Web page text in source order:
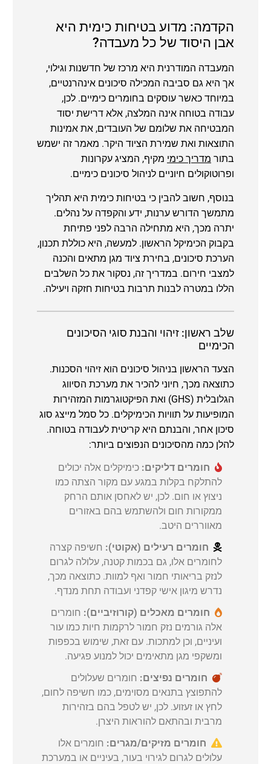
הקדמה: מדוע בטיחות כימית היא
אבן היסוד של כל מעבדה?
המעבדה המודרנית היא מרכז של חדשנות וגילוי,
אך היא גם סביבה המכילה סיכונים אינהרנטיים,
במיוחד כאשר עוסקים בחומרים כימיים. לכן,
עבודה בטוחה אינה המלצה, אלא דרישת יסוד
המבטיחה את שלומם של העובדים, את אמינות
התוצאות ואת שמירת הציוד היקר. מאמר זה ישמש
בתור מדריך כימי מקיף, המציג עקרונות
ופרוטוקולים חיוניים לניהול סיכונים כימיים.
בנוסף, חשוב להבין כי בטיחות כימית היא תהליך
מתמשך הדורש ערנות, ידע והקפדה על נהלים.
יתרה מכך, היא מתחילה הרבה לפני פתיחת
בקבוק הכימיקל הראשון. למעשה, היא כוללת תכנון,
הערכת סיכונים, בחירת ציוד מגן מתאים והכנה
למצבי חירום. במדריך זה, נסקור את כל השלבים
הללו במטרה לבנות תרבות בטיחות חזקה ויעילה.
שלב ראשון: זיהוי והבנת סוגי הסיכונים
הכימיים
הצעד הראשון בניהול סיכונים הוא זיהוי הסכנות.
כתוצאה מכך, חיוני להכיר את מערכת הסיווג
הגלובלית (GHS) ואת הפיקטוגרמות המזהירות
המופיעות על תוויות הכימיקלים. כל סמל מייצג סוג
סיכון אחר, והבנתם היא קריטית לעבודה בטוחה.
להלן כמה מהסיכונים הנפוצים ביותר:
חומרים דליקים: כימיקלים אלה יכולים
להתלקח בקלות במגע עם מקור הצתה כמו
ניצוץ או חום. לכן, יש לאחסן אותם הרחק
ממקורות חום ולהשתמש בהם באזורים
מאווררים היטב.
חומרים רעילים (אקוטי): חשיפה קצרה
לחומרים אלו, גם בכמות קטנה, עלולה לגרום
לנזק בריאותי חמור ואף למוות. כתוצאה מכך,
נדרש מיגון אישי קפדני ועבודה תחת מנדף.
חומרים מאכלים (קורוזיביים): חומרים
אלה גורמים נזק חמור לרקמות חיות כמו עור
ועיניים, וכן למתכות. עם זאת, שימוש בכפפות
ומשקפי מגן מתאימים יכול למנוע פגיעה.
חומרים נפיצים: חומרים שעלולים
להתפוצץ בתנאים מסוימים, כמו חשיפה לחום,
לחץ או זעזוע. לכן, יש לטפל בהם בזהירות
מרבית ובהתאם להוראות היצרן.
חומרים מזיקים/מגרים: חומרים אלו
עלולים לגרום לגירוי בעור, בעיניים או במערכת